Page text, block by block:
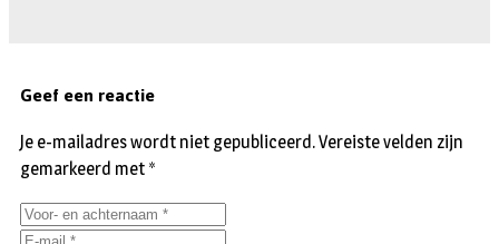
Geef een reactie
Je e-mailadres wordt niet gepubliceerd.Vereiste velden zijn
gemarkeerd met *